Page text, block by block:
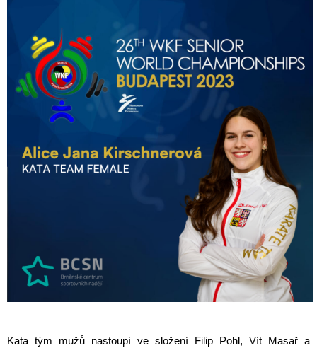
Kata tým mužů nastoupí ve složení Filip Pohl, Vít Masař a